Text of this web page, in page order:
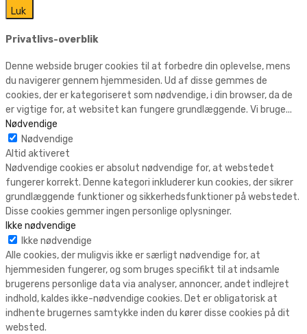
Luk
Privatlivs-overblik
Denne webside bruger cookies til at forbedre din oplevelse, mens
du navigerer gennem hjemmesiden. Ud af disse gemmes de
cookies, der er kategoriseret som nødvendige, i din browser, da de
er vigtige for, at websitet kan fungere grundlæggende. Vi bruge...
Nødvendige
Nødvendige
Altid aktiveret
Nødvendige cookies er absolut nødvendige for, at webstedet
fungerer korrekt. Denne kategori inkluderer kun cookies, der sikrer
grundlæggende funktioner og sikkerhedsfunktioner på webstedet.
Disse cookies gemmer ingen personlige oplysninger.
Ikke nødvendige
Ikke nødvendige
Alle cookies, der muligvis ikke er særligt nødvendige for, at
hjemmesiden fungerer, og som bruges specifikt til at indsamle
brugerens personlige data via analyser, annoncer, andet indlejret
indhold, kaldes ikke-nødvendige cookies. Det er obligatorisk at
indhente brugernes samtykke inden du kører disse cookies på dit
websted.